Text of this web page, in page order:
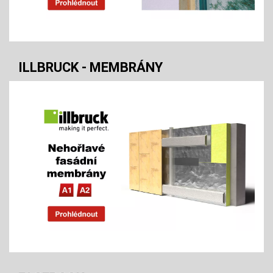
ILLBRUCK - MEMBRÁNY